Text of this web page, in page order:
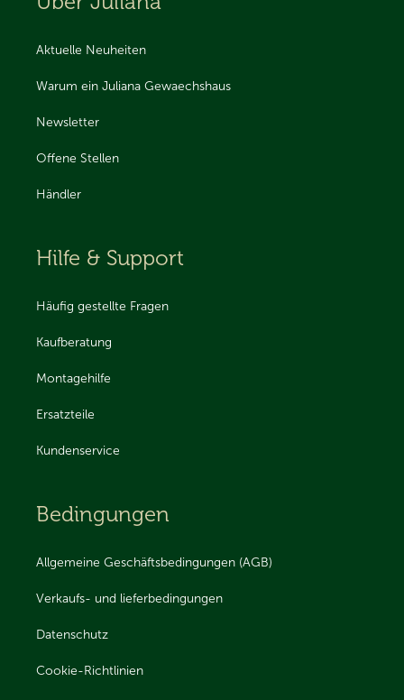
Aktuelle Neuheiten
Warum ein Juliana Gewaechshaus
Newsletter
Offene Stellen
Händler
Hilfe & Support
Häufig gestellte Fragen
Kaufberatung
Montagehilfe
Ersatzteile
Kundenservice
Bedingungen
Allgemeine Geschäftsbedingungen (AGB)
Verkaufs- und lieferbedingungen
Datenschutz
Cookie-Richtlinien